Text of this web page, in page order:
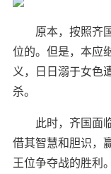
原本，按照齐
位的。但是，本应
义，日日溺于女色
杀。
此时，齐国面
借其智慧和胆识，
王位争夺战的胜利